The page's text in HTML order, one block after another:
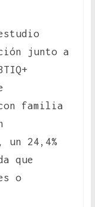
junto a
familia
un 24,4%
que
o